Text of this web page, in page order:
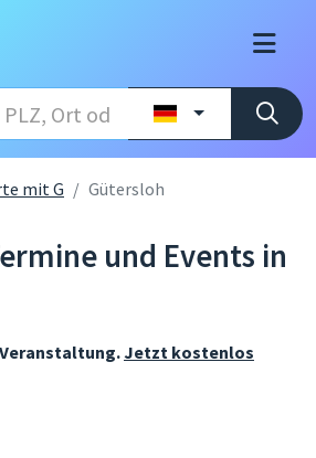
mit G Gütersloh
und Events in
Jetzt kostenlos